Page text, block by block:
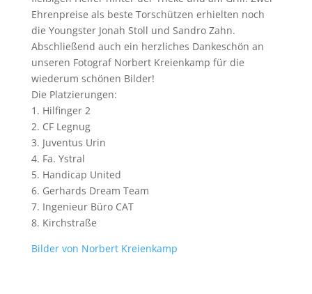
Ehrenpreise als beste Torschützen erhielten noch
die Youngster Jonah Stoll und Sandro Zahn.
Abschließend auch ein herzliches Dankeschön an
unseren Fotograf Norbert Kreienkamp für die
wiederum schönen Bilder!
Die Platzierungen:
1. Hilfinger 2
2. CF Legnug
3. Juventus Urin
4. Fa. Ystral
5. Handicap United
6. Gerhards Dream Team
7. Ingenieur Büro CAT
8. Kirchstraße
Bilder von Norbert Kreienkamp